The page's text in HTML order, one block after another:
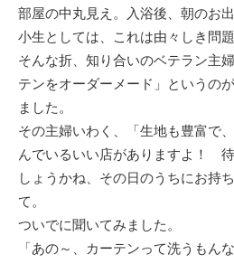
部屋の中丸見え。入浴後、朝のお
小生としては、これは由々しき問題
そんな折、知り合いのベテラン主
テンをオーダーメード」というの
ました。
その主婦いわく、「生地も豊富で
んでいるいい店がありますよ！
しょうかね、その日のうちにお持
て。
ついでに聞いてみました。
「あの～、カーテンって洗うもん